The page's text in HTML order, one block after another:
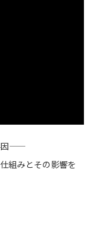
組みとその影響を